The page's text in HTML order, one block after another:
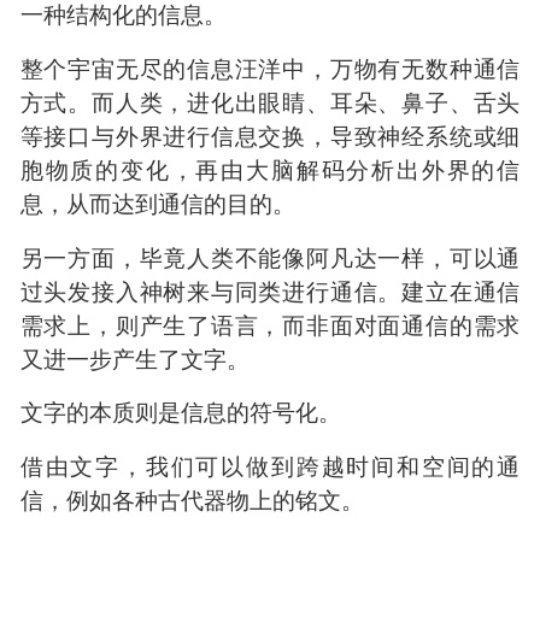
一种结构化的信息。
整个宇宙无尽的信息汪洋中，万物有无数种通信
方式。而人类，进化出眼睛、耳朵、鼻子、舌头
等接口与外界进行信息交换，导致神经系统或细
胞物质的变化，再由大脑解码分析出外界的信
息，从而达到通信的目的。
另一方面，毕竟人类不能像阿凡达一样，可以通
过头发接入神树来与同类进行通信。建立在通信
需求上，则产生了语言，而非面对面通信的需求
又进一步产生了文字。
文字的本质则是信息的符号化。
借由文字，我们可以做到跨越时间和空间的通
信，例如各种古代器物上的铭文。